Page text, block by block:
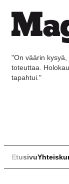
"On väärin
toteuttaa.
tapahtui."
Etusivu